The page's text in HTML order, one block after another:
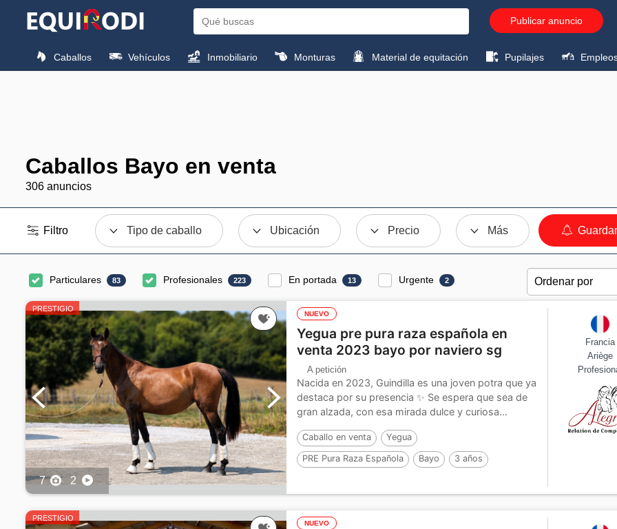
Publicar anuncio
Caballos Vehículos Inmobiliario Monturas Material de equitación Pupilajes
Caballos Bayo en venta
306 anuncios
Filtro Tipo de caballo Ubicación Precio Más
Particulares 83 Profesionales 223 En portada 13 Urgente 2
PRESTIGIO
7 2
NUEVO
Yegua pre pura raza española en
venta 2023 bayo por naviero sg
A petición
Nacida en 2023, Guindilla es una joven potra que ya
destaca por su presencia ✨ Se espera que sea de
gran alzada, con esa mirada dulce y curiosa...
Caballo en venta Yegua
PRE Pura Raza Española Bayo 3 años
Francia
Ariège
PRESTIGIO
NUEVO